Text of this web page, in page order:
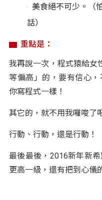
美食絕不可少。（
話）
重點是：
我再說一次，程式猿給女
等偏高」的，要有信心
你寫程式一樣！
其它的，就不用我囉唆了
行動、行動，還是行動！
最後最後，2016新年新
更高一級，還有把到心儀